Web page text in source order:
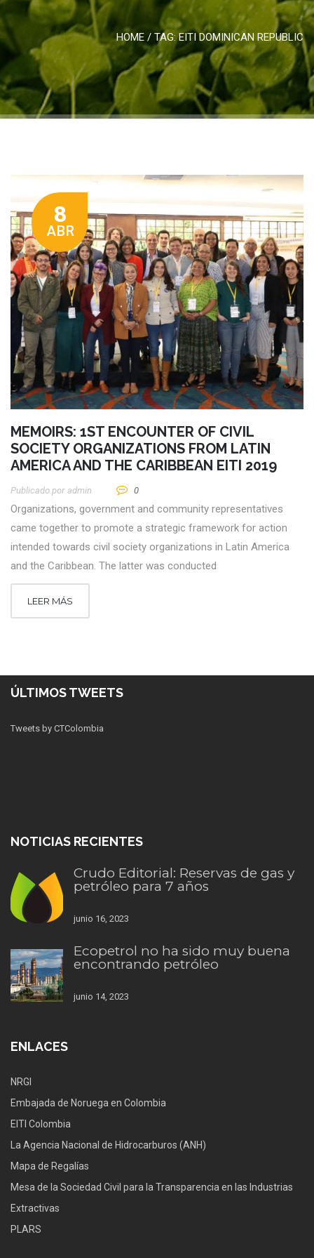
HOME / TAG:EITI DOMINICAN REPUBLIC
8
ABR
MEMOIRS: 1ST ENCOUNTER OF CIVIL
SOCIETY ORGANIZATIONS FROM LATIN
AMERICA AND THE CARIBBEAN EITI 2019
Publicado por Admin 0
Organizations, government and community representatives
came together to promote a strategic framework for action
intended towards civil society organizations in Latin America
and the Caribbean. The latter was conducted
LEER MÁS
ÚLTIMOS TWEETS
Tweets by CTColombia
NOTICIAS RECIENTES
Crudo Editorial: Reservas de gas y
petróleo para 7 años
junio 16, 2023
Ecopetrol no ha sido muy buena
encontrando petróleo
junio 14, 2023
ENLACES
NRGI
Embajada de Noruega en Colombia
EITI Colombia
La Agencia Nacional de Hidrocarburos (ANH)
Mapa de Regalías
Mesa de la Sociedad Civil para la Transparencia en las Industrias
Extractivas
PLARS